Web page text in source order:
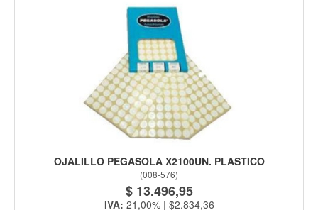
OJALILLO PEGASOLA X2100UN. PLASTICO
(008-576)
$ 13.496,95
IVA: 21,00% | $2.834,36